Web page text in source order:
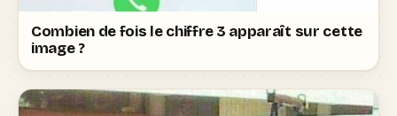
Combien de fois le chiffre 3 apparaît sur cette
image ?